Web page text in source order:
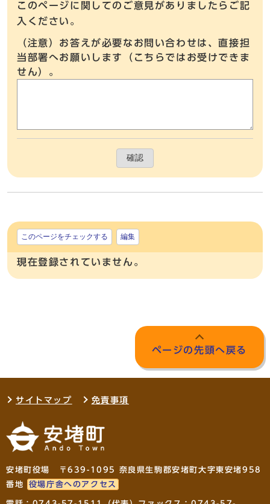
このページに関してのご意見がありましたらご記
入ください。
（注意）お答えが必要なお問い合わせは、直接担
当部署へお願いします（こちらではお受けできま
せん）。
確認
このページをチェックする 編集
現在登録されていません。
ページの先頭へ戻る
サイトマップ 免責事項
安堵町役場 〒639-1095 奈良県生駒郡安堵町大字東安堵958
番地
役場庁舎へのアクセス